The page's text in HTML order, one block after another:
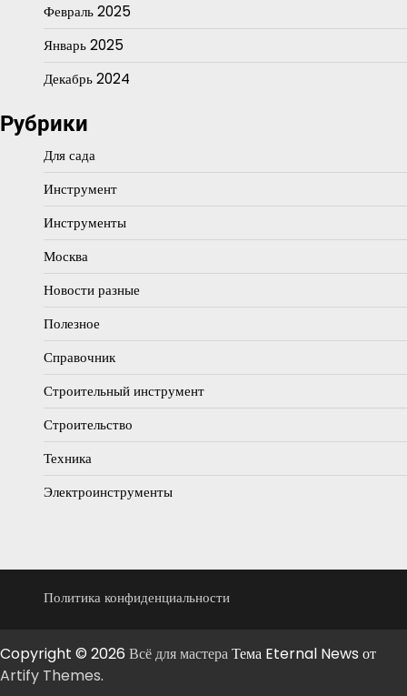
Февраль 2025
Январь 2025
Декабрь 2024
Рубрики
Для сада
Инструмент
Инструменты
Москва
Новости разные
Полезное
Справочник
Строительный инструмент
Строительство
Техника
Электроинструменты
Политика конфиденциальности
Copyright © 2026 Всё для мастераТема Eternal News от
Artify Themes.